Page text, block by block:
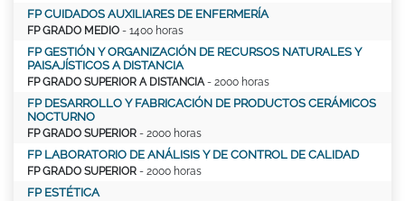
FP CUIDADOS AUXILIARES DE ENFERMERÍA
FP GRADO MEDIO - 1400 horas
FP GESTIÓN Y ORGANIZACIÓN DE RECURSOS NATURALES Y
PAISAJÍSTICOS A DISTANCIA
FP GRADO SUPERIOR A DISTANCIA- 2000 horas
FP DESARROLLO Y FABRICACIÓN DE PRODUCTOS CERÁMICOS
NOCTURNO
FP GRADO SUPERIOR - 2000 horas
FP LABORATORIO DE ANÁLISIS Y DE CONTROL DE CALIDAD
FP GRADO SUPERIOR - 2000 horas
FP ESTÉTICA